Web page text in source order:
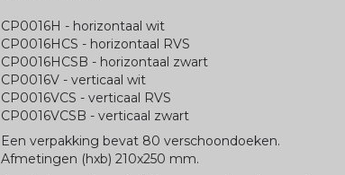
CP0016H - horizontaal wit
CP0016HCS - horizontaal RVS
CP0016HCSB - horizontaal zwart
CP0016V - verticaal wit
CP0016VCS - verticaal RVS
CP0016VCSB - verticaal zwart
Een verpakking bevat 80 verschoondoeken.
Afmetingen (hxb) 210x250 mm.